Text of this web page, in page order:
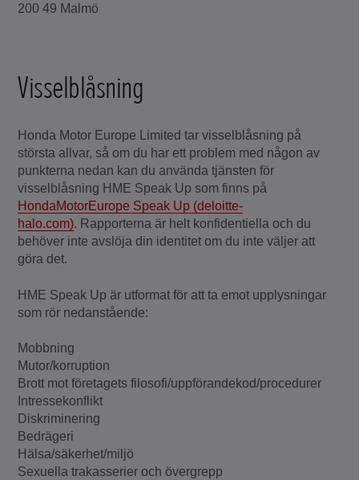
200 49 Malmö
Visselblåsning
Honda Motor Europe Limited tar visselblåsning på
största allvar, så om du har ett problem med någon av
punkterna nedan kan du använda tjänsten för
visselblåsning HME Speak Up som finns på
HondaMotorEurope Speak Up (deloitte-
halo.com). Rapporterna är helt konfidentiella och du
behöver inte avslöja din identitet om du inte väljer att
göra det.
HME Speak Up är utformat för att ta emot upplysningar
som rör nedanstående:
Mobbning
Mutor/korruption
Brott mot företagets filosofi/uppförandekod/procedurer
Intressekonflikt
Diskriminering
Bedrägeri
Hälsa/säkerhet/miljö
Sexuella trakasserier och övergrepp